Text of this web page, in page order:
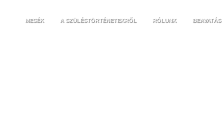
MESÉK A SZÜLÉSTÖRTÉNETEKRŐL RÓLUNK BEAVATÁS